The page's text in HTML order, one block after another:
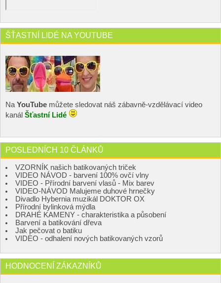
ŠŤASTNÍ LIDÉ NA YOUTUBE
NaYouTube můžete sledovat náš zábavně-vzdělávací video
kanál Šťastní Lidé
POSLEDNÍCH 10 ČLÁNKŮ
VZORNÍK našich batikovaných triček
VIDEO NÁVOD - barvení 100% ovčí vlny
VIDEO - Přírodní barvení vlasů - Mix barev
VIDEO-NÁVOD Malujeme duhové hrnečky
Divadlo Hybernia muzikál DOKTOR OX
Přírodní bylinková mýdla
DRAHÉ KAMENY - charakteristika a působení
Barvení a batikování dřeva
Jak pečovat o batiku
VIDEO - odhalení nových batikovaných vzorů
HODNOCENÍ ZÁKAZNÍKŮ